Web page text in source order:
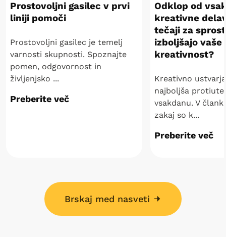
Prostovoljni gasilec v prvi
liniji pomoči
Prostovoljni gasilec je temelj
varnosti skupnosti. Spoznajte
pomen, odgovornost in
življenjsko ...
Preberite več
Odklop od
kreativne
tečaji za
izboljšajo vaše
kreativnost?
Kreativno
najboljša
vsakdanu. V
zakaj so k...
Preberite več
Brskaj med nasveti